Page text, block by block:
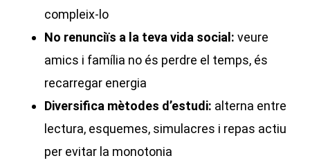
compleix-lo
No renunciïs a la teva vida social: veure
amics i família no és perdre el temps, és
recarregar energia
Diversifica mètodes d’estudi: alterna entre
lectura, esquemes, simulacres i repas actiu
per evitar la monotonia